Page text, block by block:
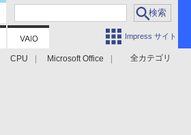
Impress サイト
全カテゴリ
CPU Microsoft Office